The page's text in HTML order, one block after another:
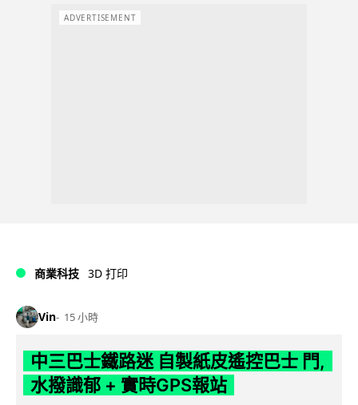
ADVERTISEMENT
商業科技 3D 打印
Vin 15 小時
中三巴士鐵路迷 自製紙皮遙控巴士 門,
水撥識郁 + 實時GPS報站